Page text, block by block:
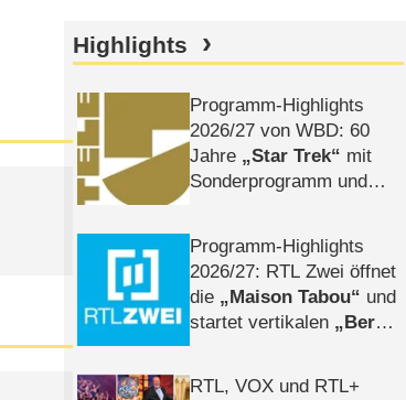
Highlights
Programm-Highlights
2026/​27 von WBD: 60
Jahre
Star Trek
mit
Sonderprogramm und
Programm-Highlights
2026/​27: RTL Zwei öffnet
die
Maison Tabou
und
startet vertikalen
Berlin
RTL, VOX und RTL+